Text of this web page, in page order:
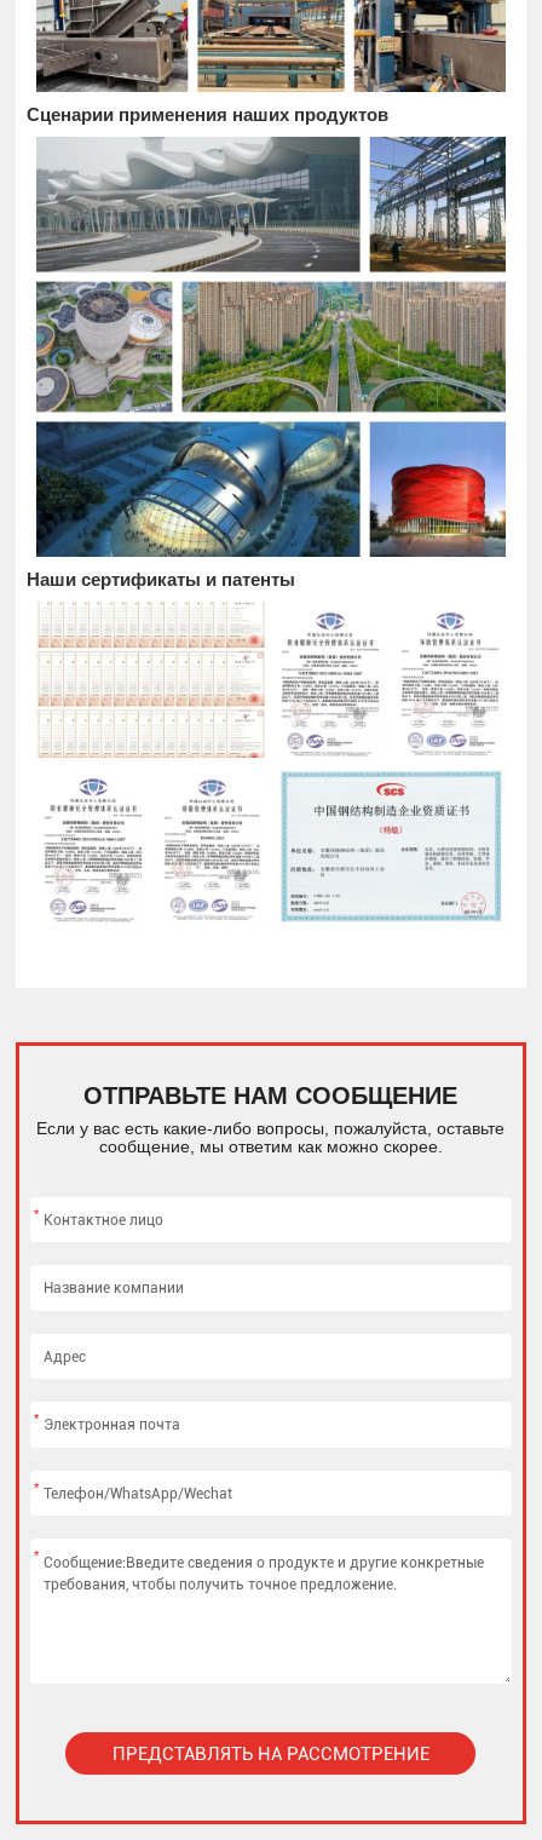
Сценарии применения наших продуктов
Наши сертификаты и патенты
ОТПРАВЬТЕ НАМ СООБЩЕНИЕ
Если у вас есть какие-либо вопросы, пожалуйста, оставьте
сообщение, мы ответим как можно скорее.
*
*
*
*
ПРЕДСТАВЛЯТЬ НА РАССМОТРЕНИЕ